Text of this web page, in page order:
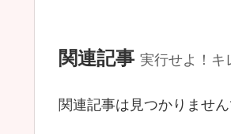
関連記事 実行せよ！キ
関連記事は見つかりません